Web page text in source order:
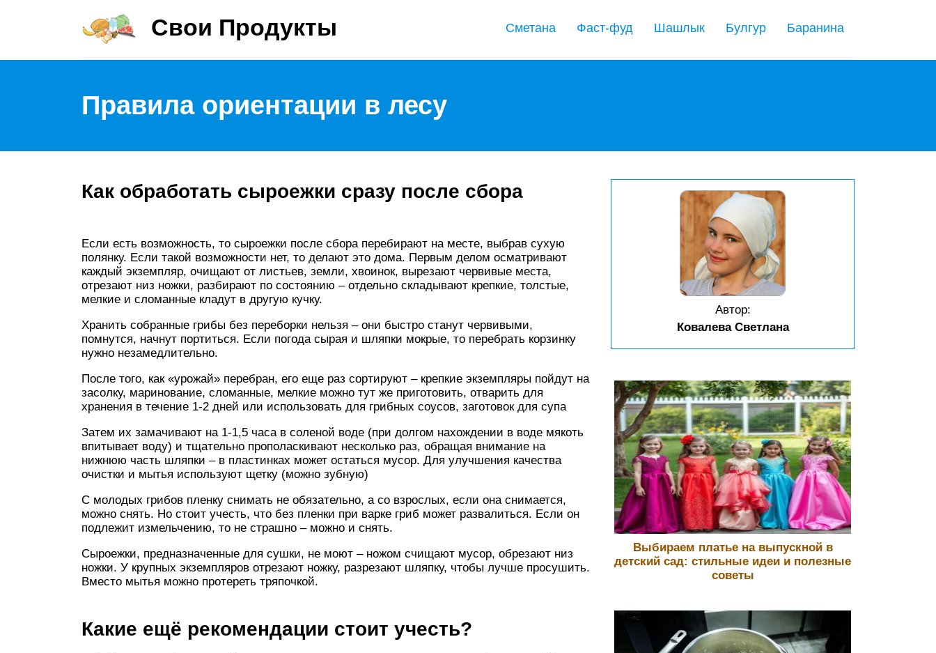
Свои Продукты Баранина
Булгур
Шашлык
Фаст-фуд
Сметана
Правила ориентации в лесу
Как обработать сыроежки сразу после сбора
Если есть возможность, то сыроежки после сбора перебирают на месте, выбрав сухую
полянку. Если такой возможности нет, то делают это дома. Первым делом осматривают
каждый экземпляр, очищают от листьев, земли, хвоинок, вырезают червивые места,
отрезают низ ножки, разбирают по состоянию – отдельно складывают крепкие, толстые,
мелкие и сломанные кладут в другую кучку.
Хранить собранные грибы без переборки нельзя – они быстро станут червивыми,
помнутся, начнут портиться. Если погода сырая и шляпки мокрые, то перебрать корзинку
нужно незамедлительно.
После того, как «урожай» перебран, его еще раз сортируют – крепкие экземпляры пойдут на
засолку, маринование, сломанные, мелкие можно тут же приготовить, отварить для
хранения в течение 1-2 дней или использовать для грибных соусов, заготовок для супа
Затем их замачивают на 1-1,5 часа в соленой воде (при долгом нахождении в воде мякоть
впитывает воду) и тщательно прополаскивают несколько раз, обращая внимание на
нижнюю часть шляпки – в пластинках может остаться мусор. Для улучшения качества
очистки и мытья используют щетку (можно зубную)
С молодых грибов пленку снимать не обязательно, а со взрослых, если она снимается,
можно снять. Но стоит учесть, что без пленки при варке гриб может развалиться. Если он
подлежит измельчению, то не страшно – можно и снять.
Сыроежки, предназначенные для сушки, не моют – ножом счищают мусор, обрезают низ
ножки. У крупных экземпляров отрезают ножку, разрезают шляпку, чтобы лучше просушить.
Вместо мытья можно протереть тряпочкой.
Какие ещё рекомендации стоит учесть?
Автор:
Ковалева Светлана
Выбираем платье на выпускной в
детский сад: стильные идеи и полезные
советы